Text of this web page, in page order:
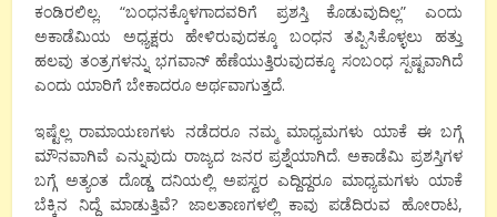
ಕಂಡಿರಲಿಲ್ಲ. “ಬಂಧನಕ್ಕೊಳಗಾದವರಿಗೆ ಪ್ರಶಸ್ತಿ ಕೊಡುವುದಿಲ್ಲ” ಎಂದು
ಅಕಾಡೆಮಿಯ ಅಧ್ಯಕ್ಷರು ಹೇಳಿರುವುದಕ್ಕೂ ಬಂಧನ ತಪ್ಪಿಸಿಕೊಳ್ಳಲು ಹತ್ತು
ಹಲವು ತಂತ್ರಗಳನ್ನು ಭಗವಾನ್ ಹೆಣೆಯುತ್ತಿರುವುದಕ್ಕೂ ಸಂಬಂಧ ಸ್ಪಷ್ಟವಾಗಿದೆ
ಎಂದು ಯಾರಿಗೆ ಬೇಕಾದರೂ ಅರ್ಥವಾಗುತ್ತದೆ.
ಇಷ್ಟೆಲ್ಲ ರಾಮಾಯಣಗಳು ನಡೆದರೂ ನಮ್ಮ ಮಾಧ್ಯಮಗಳು ಯಾಕೆ ಈ ಬಗ್ಗೆ
ಮೌನವಾಗಿವೆ ಎನ್ನುವುದು ರಾಜ್ಯದ ಜನರ ಪ್ರಶ್ನೆಯಾಗಿದೆ. ಅಕಾಡೆಮಿ ಪ್ರಶಸ್ತಿಗಳ
ಬಗ್ಗೆ ಅತ್ಯಂತ ದೊಡ್ಡ ದನಿಯಲ್ಲಿ ಅಪಸ್ವರ ಎದ್ದಿದ್ದರೂ ಮಾಧ್ಯಮಗಳು ಯಾಕೆ
ಬೆಕ್ಕಿನ ನಿದ್ದೆ ಮಾಡುತ್ತಿವೆ? ಜಾಲತಾಣಗಳಲ್ಲಿ ಕಾವು ಪಡೆದಿರುವ ಹೋರಾಟ,